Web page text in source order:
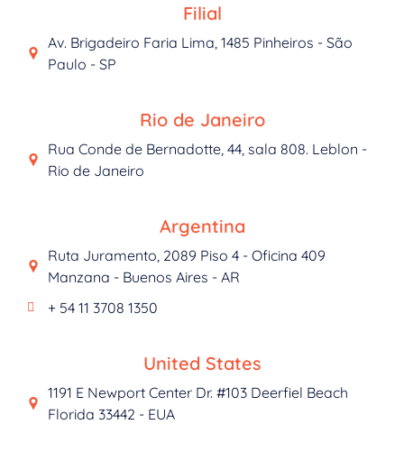
Filial
Av. Brigadeiro Faria Lima, 1485 Pinheiros - São
Paulo - SP
Rio de Janeiro
Rua Conde de Bernadotte, 44, sala 808. Leblon -
Rio de Janeiro
Argentina
Ruta Juramento, 2089 Piso 4 - Oficina 409
Manzana - Buenos Aires - AR
+ 54 11 3708 1350
United States
1191 E Newport Center Dr. #103 Deerfiel Beach
Florida 33442 - EUA